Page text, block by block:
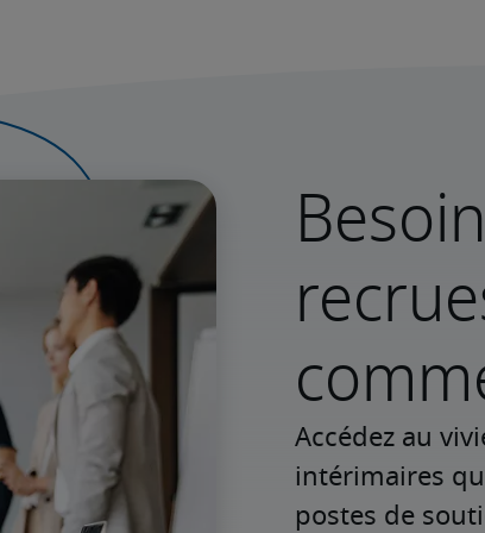
Accédez au
intérimaires
postes de